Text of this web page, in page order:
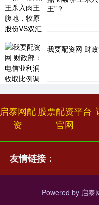
王”？
我要配资网 财
启泰网配
资
股票配资平台
官网
友情链接：
Powered by 启泰